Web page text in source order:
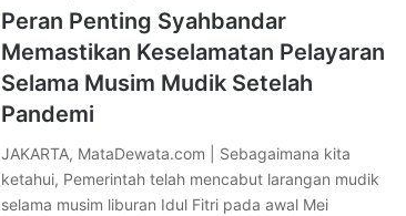
Peran Penting Syahbandar
Memastikan Keselamatan Pelayaran
Selama Musim Mudik Setelah
Pandemi
JAKARTA, MataDewata.com | Sebagaimana kita
ketahui, Pemerintah telah mencabut larangan mudik
selama musim liburan Idul Fitri pada awal Mei